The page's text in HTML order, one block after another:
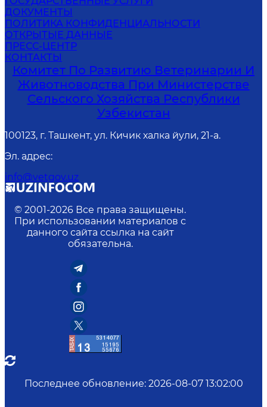
ДОКУМЕНТЫ
ПОЛИТИКА КОНФИДЕНЦИАЛЬНОСТИ
ОТКРЫТЫЕ ДАННЫЕ
ПРЕСС-ЦЕНТР
КОНТАКТЫ
Комитет По Развитию Ветеринарии И
Животноводства При Министерстве
Сельского Хозяйства Республики
Узбекистан
100123, г. Ташкент, ул. Кичик халка йули, 21-а.
Эл. адрес:
info@vetgov.uz
© 2001-2026 Все права защищены.
При использовании материалов с
данного сайта ссылка на сайт
обязательна.
Последнее обновление: 2026-08-07 13:02:00